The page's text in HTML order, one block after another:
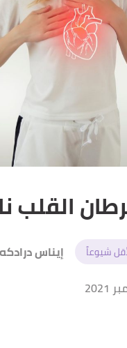
القلب
شيوعاً
إيناس درادكه